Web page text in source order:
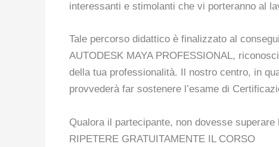
interessanti e stimolanti che vi porteranno al
Tale percorso didattico è finalizzato al
AUTODESK MAYA PROFESSIONAL,
della tua professionalità. Il nostro centro, in
provvederà far sostenere l’esame di
Qualora il partecipante, non dovesse
RIPETERE GRATUITAMENTE IL CORSO